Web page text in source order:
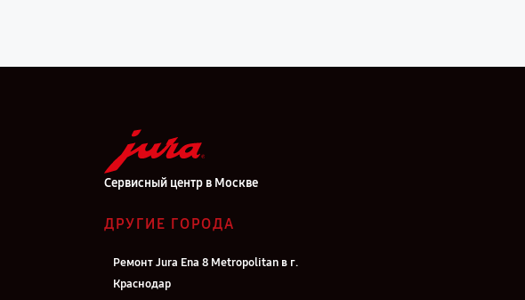
Сервисный центр в Москве
ДРУГИЕ ГОРОДА
Ремонт Jura Ena 8 Metropolitan в г.
Краснодар